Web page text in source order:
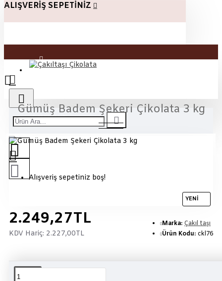
ALIŞVERIŞ SEPETINIZ
Üye Girişi
Sipariş Takibi
Alışveriş sepetiniz boş!
Gümüş Badem Şekeri Çikolata 3 kg
YENI
2.249,27TL
KDV Hariç: 2.227,00TL
Marka: Çakıl taşı
Ürün Kodu: ckl76